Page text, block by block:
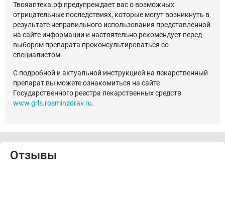
Твояаптека.рф предупреждает вас о возможных
отрицательные последствиях, которые могут возникнуть в
результате неправильного использования представленной
на сайте информации и настоятельно рекомендует перед
выбором препарата проконсультироваться со
специалистом.
С подробной и актуальной инструкцией на лекарственный
препарат вы можете ознакомиться на сайте
Государственного реестра лекарственных средств
www.grls.rosminzdrav.ru.
Отзывы